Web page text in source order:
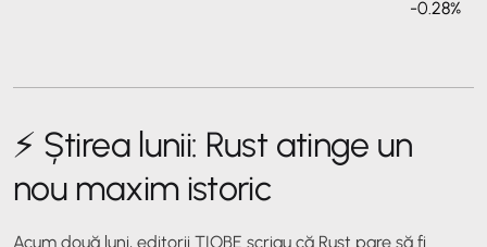
-0.28%
⚡ Știrea lunii: Rust atinge un
nou maxim istoric
Acum două luni, editorii TIOBE scriau că Rust pare să fi